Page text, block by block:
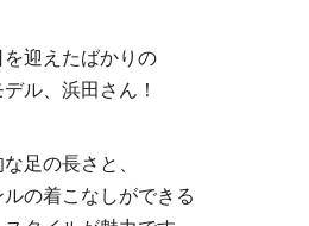
迎えたばかりの
ル、浜田さん！
足の長さと、
の着こなしができる